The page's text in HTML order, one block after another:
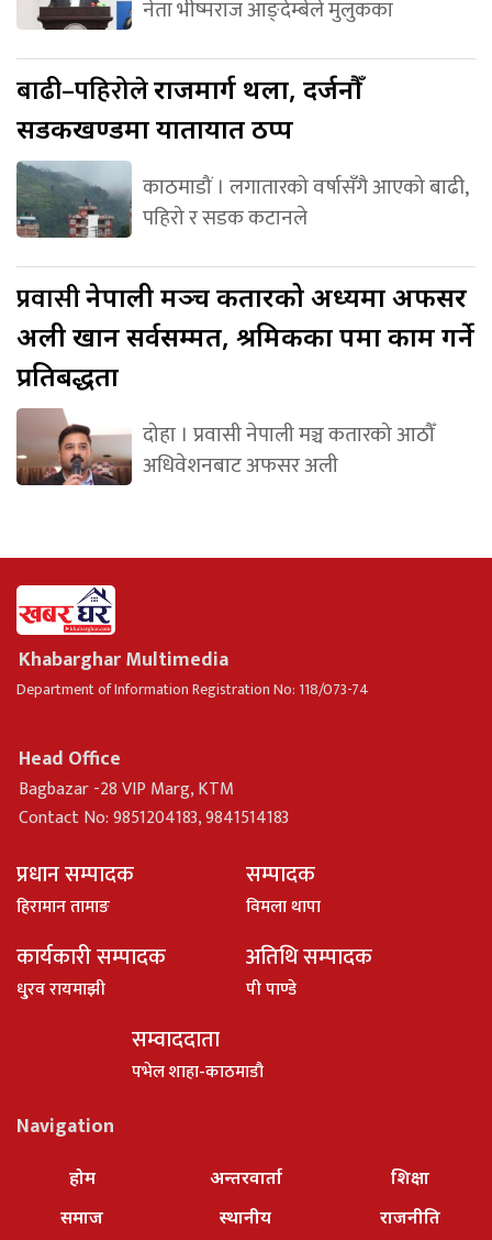
नेता भीष्मराज आङ्देम्बेले मुलुकका
बाढी–पहिरोलेराजमार्ग थला, दर्जनौँ
सडकखण्डमा यातायात ठप्प
काठमाडौं । लगातारको वर्षासँगै आएको बाढी,
पहिरो र सडक कटानले
प्रवासीनेपाली मञ्च कतारको अध्यक्षमा अफसर
अली खान सर्वसम्मत, श्रमिकका पक्षमा काम गर्ने
प्रतिबद्धता
दोहा । प्रवासी नेपाली मञ्च कतारको आठौँ
अधिवेशनबाट अफसर अली
Khabarghar Multimedia
Department of Information Registration No: 118/073-74
Head Office
Bagbazar -28 VIP Marg, KTM
Contact No: 9851204183, 9841514183
प्रधान सम्पादक
हिरामान तामाङ
सम्पादक
विमला थापा
कार्यकारी सम्पादक
धु्रव रायमाझी
अतिथि सम्पादक
पी पाण्डे
सम्वाददाता
पभेल शाहा-काठमाडौ
Navigation
होम
समाज
अन्तरवार्ता
स्थानीय
शिक्षा
राजनीति